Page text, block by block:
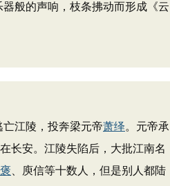
般的声响，枝条拂动而形成《云
江陵，投奔梁元帝萧绎。元帝承
长安。江陵失陷后，大批江南名
、庾信等十数人，但是别人都陆